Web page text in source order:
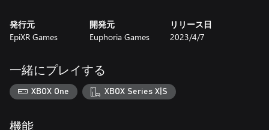
発行元
EpiXR Games
開発元
Euphoria Games
リリース日
2023/4/7
一緒にプレイする
XBOX One XBOX Series X|S
機能